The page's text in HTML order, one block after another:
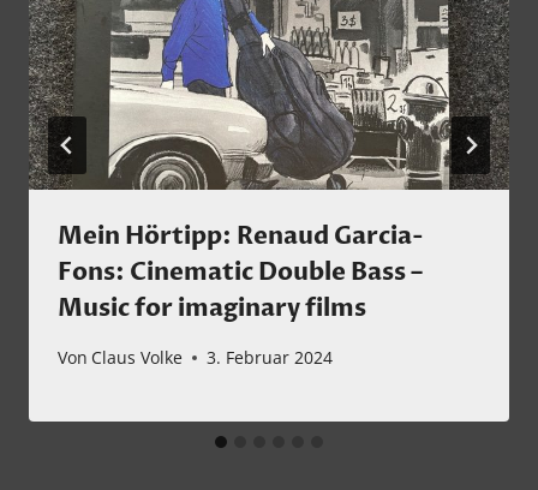
Mein Hörtipp: Renaud Garcia-
Fons: Cinematic Double Bass –
Music for imaginary films
Von Claus Volke 3. Februar 2024